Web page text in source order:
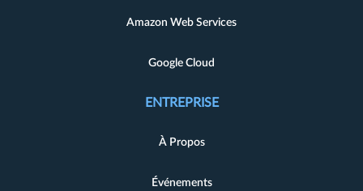
Amazon Web Services
Google Cloud
ENTREPRISE
À Propos
Événements